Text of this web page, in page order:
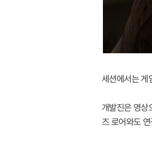
세션에서는 게
개발진은 영상
즈 로어와도